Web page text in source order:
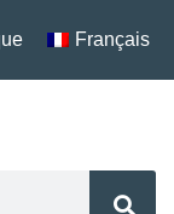
Français